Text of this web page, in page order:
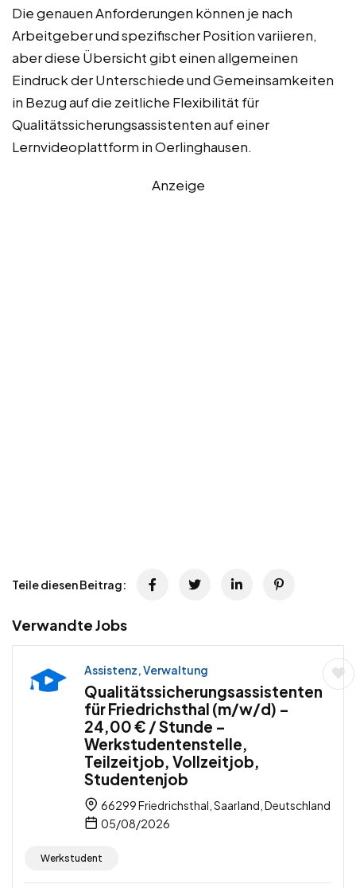
Die genauen Anforderungen können je nach
Arbeitgeber und spezifischer Position variieren,
aber diese Übersicht gibt einen allgemeinen
Eindruck der Unterschiede und Gemeinsamkeiten
in Bezug auf die zeitliche Flexibilität für
Qualitätssicherungsassistenten auf einer
Lernvideoplattform in Oerlinghausen.
Anzeige
Teile diesen Beitrag:
Verwandte Jobs
Assistenz, Verwaltung
Qualitätssicherungsassistenten
für Friedrichsthal (m/w/d) –
24,00 € / Stunde –
Werkstudentenstelle,
Teilzeitjob, Vollzeitjob,
Studentenjob
66299 Friedrichsthal, Saarland, Deutschland
05/08/2026
Werkstudent